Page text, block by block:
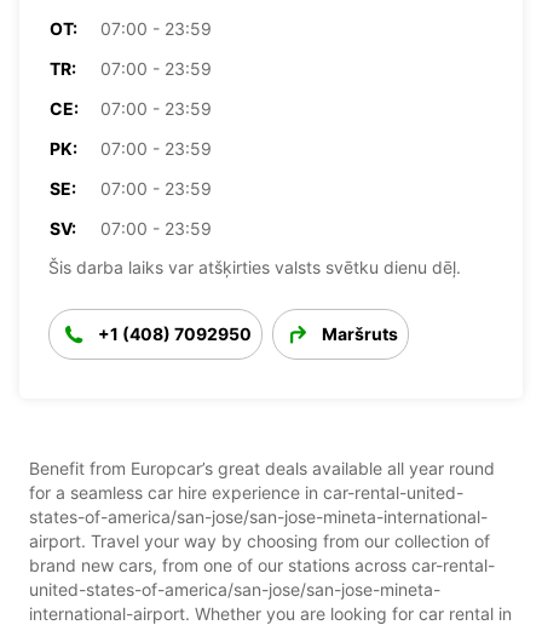
OT:
07:00 - 23:59
TR:
07:00 - 23:59
CE:
07:00 - 23:59
PK:
07:00 - 23:59
SE:
07:00 - 23:59
SV:
07:00 - 23:59
Šis darba laiks var atšķirties valsts svētku dienu dēļ.
+1 (408) 7092950 Maršruts
Benefit from Europcar’s great deals available all year round
for a seamless car hire experience in car-rental-united-
states-of-america/san-jose/san-jose-mineta-international-
airport. Travel your way by choosing from our collection of
brand new cars, from one of our stations across car-rental-
united-states-of-america/san-jose/san-jose-mineta-
international-airport. Whether you are looking for car rental in